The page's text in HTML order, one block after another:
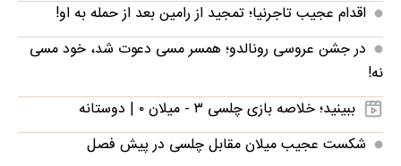
اقدام عجیب تاجرنیا؛ تمجید از رامین بعد از حمله به او!
در جشن عروسی رونالدو؛ همسر مسی دعوت شد، خود مسی
نه!
ببینید؛ خلاصه بازی چلسی ۳ - میلان ۰ | دوستانه
شکست عجیب میلان مقابل چلسی در پیش فصل